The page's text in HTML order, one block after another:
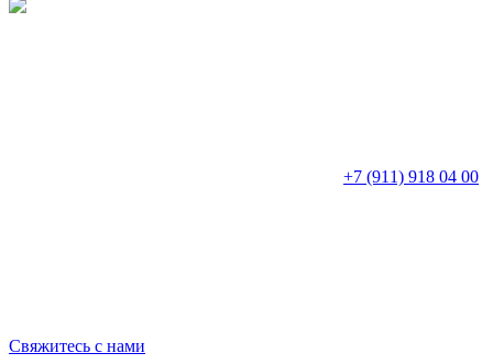
+7 (911) 918 04 00
Свяжитесь с нами